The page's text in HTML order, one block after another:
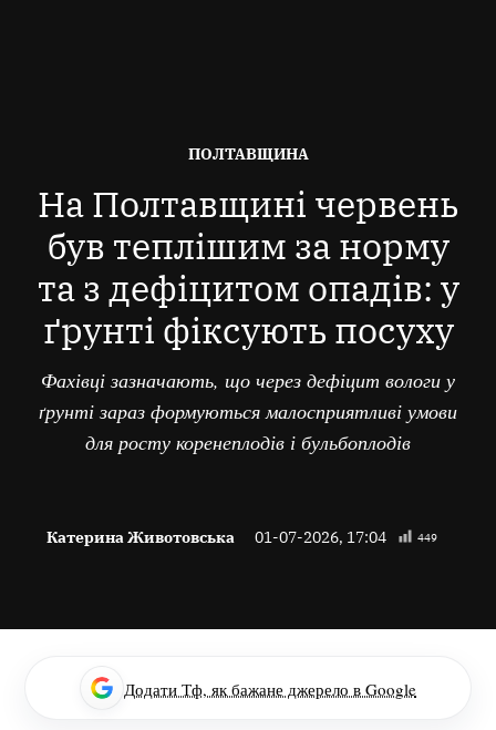
ОПУБЛІКОВАНО
ПОЛТАВЩИНА
На Полтавщині червень
був теплішим за норму
та з дефіцитом опадів: у
ґрунті фіксують посуху
Фахівці зазначають, що через дефіцит вологи у
ґрунті зараз формуються малосприятливі умови
для росту коренеплодів і бульбоплодів
Катерина Животовська 01-07-2026, 17:04 449
Додати Тф, як бажане джерело в Google